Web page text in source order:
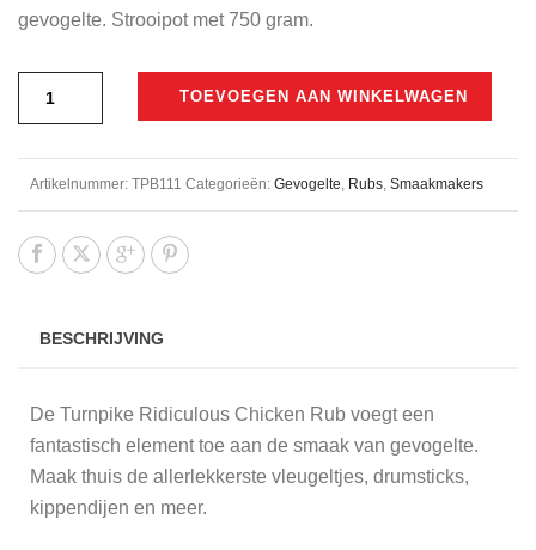
gevogelte. Strooipot met 750 gram.
TOEVOEGEN AAN WINKELWAGEN
Artikelnummer: TPB111 Categorieën: Gevogelte, Rubs, Smaakmakers
BESCHRIJVING
De Turnpike Ridiculous Chicken Rub voegt een
fantastisch element toe aan de smaak van gevogelte.
Maak thuis de allerlekkerste vleugeltjes, drumsticks,
kippendijen en meer.